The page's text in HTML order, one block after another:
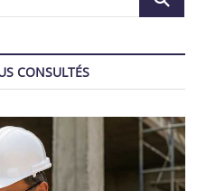
CONSULTÉS